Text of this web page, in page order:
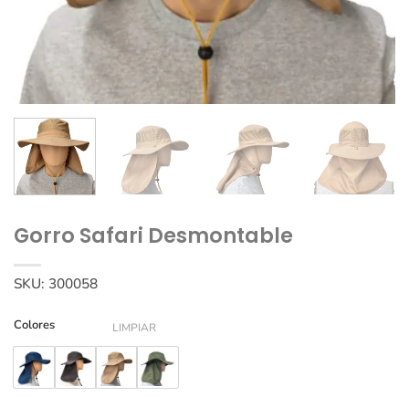
Gorro Safari Desmontable
SKU: 300058
Colores LIMPIAR